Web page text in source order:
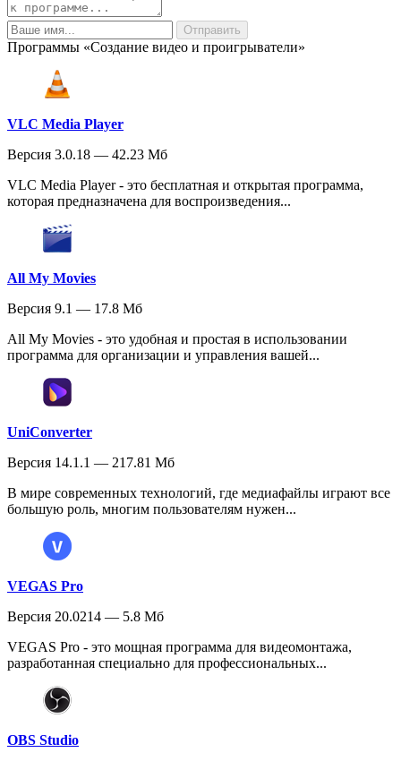
Программы «Создание видео и проигрыватели»
VLC Media Player
Версия 3.0.18 — 42.23 Мб
VLC Media Player - это бесплатная и открытая программа,
которая предназначена для воспроизведения...
All My Movies
Версия 9.1 — 17.8 Мб
All My Movies - это удобная и простая в использовании
программа для организации и управления вашей...
UniConverter
Версия 14.1.1 — 217.81 Мб
В мире современных технологий, где медиафайлы играют все
большую роль, многим пользователям нужен...
VEGAS Pro
Версия 20.0214 — 5.8 Мб
VEGAS Pro - это мощная программа для видеомонтажа,
разработанная специально для профессиональных...
OBS Studio